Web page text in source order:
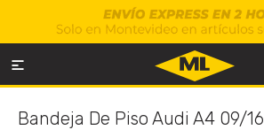

Bandeja De Piso Audi A4 09/16